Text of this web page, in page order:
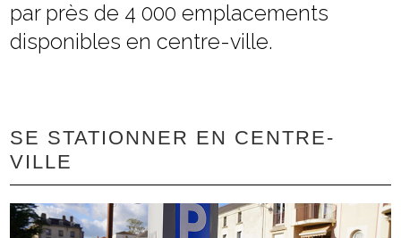
par près de 4 000 emplacements
disponibles en centre-ville.
SE STATIONNER EN CENTRE-
VILLE